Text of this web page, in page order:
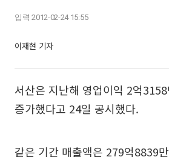
입력 2012-02-24 15:55
이재현 기자
서산은 지난해 영업이익 2억
증가했다고 24일 공시했다.
같은 기간 매출액은 279억8839